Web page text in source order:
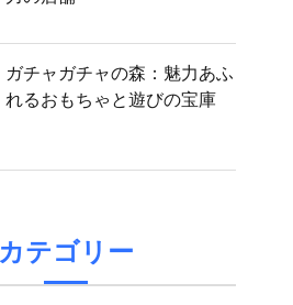
ガチャガチャの森：魅力あふ
れるおもちゃと遊びの宝庫
カテゴリー